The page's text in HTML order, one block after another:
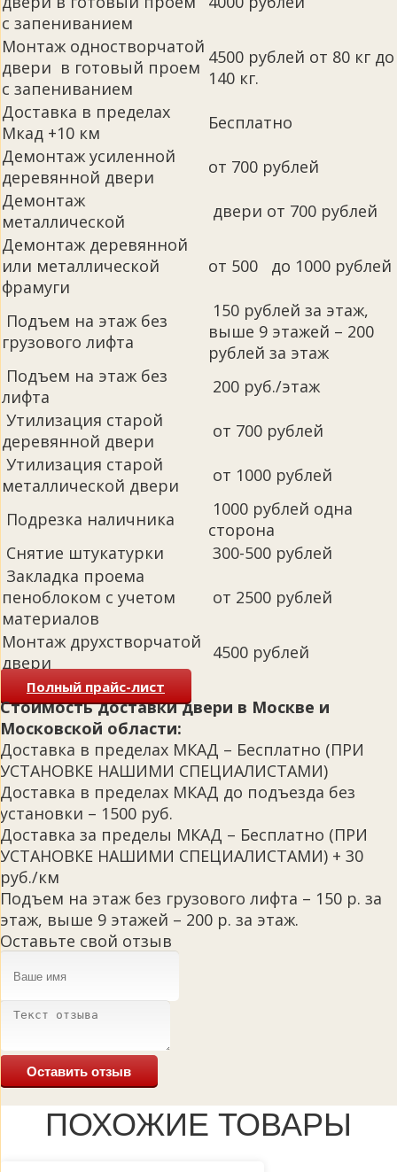
с запениванием
Монтаж одностворчатой
двери в готовый проем
с запениванием
4500 рублей от 80 кг до
140 кг.
Доставка в пределах
Мкад +10 км
Бесплатно
Демонтаж усиленной
деревянной двери
от 700 рублей
Демонтаж
металлической
двери от 700 рублей
Демонтаж деревянной
или металлической
фрамуги
от 500 до 1000 рублей
Подъем на этаж без
грузового лифта
150 рублей за этаж,
выше 9 этажей – 200
рублей за этаж
Подъем на этаж без
лифта
200 руб./этаж
Утилизация старой
деревянной двери
от 700 рублей
Утилизация старой
металлической двери
от 1000 рублей
Подрезка наличника
1000 рублей одна
сторона
Снятие штукатурки
300-500 рублей
Закладка проема
пеноблоком с учетом
материалов
от 2500 рублей
Монтаж друхстворчатой
двери
4500 рублей
Полный прайс-лист
Стоимость доставки двери в Москве и
Московской области:
Доставка в пределах МКАД – Бесплатно (ПРИ
УСТАНОВКЕ НАШИМИ СПЕЦИАЛИСТАМИ)
Доставка в пределах МКАД до подъезда без
установки – 1500 руб.
Доставка за пределы МКАД – Бесплатно (ПРИ
УСТАНОВКЕ НАШИМИ СПЕЦИАЛИСТАМИ) + 30
руб./км
Подъем на этаж без грузового лифта – 150 р. за
этаж, выше 9 этажей – 200 р. за этаж.
Оставьте свой отзыв
Оставить отзыв
ПОХОЖИЕ ТОВАРЫ